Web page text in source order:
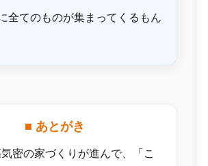
全てのものが集まってくるもん
■ あとがき
密の家づくりが進んで、「こ